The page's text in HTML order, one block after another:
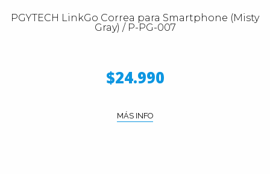
PGYTECH LinkGo Correa para Smartphone (Misty
Gray) / P-PG-007
$24.990
MÁS INFO